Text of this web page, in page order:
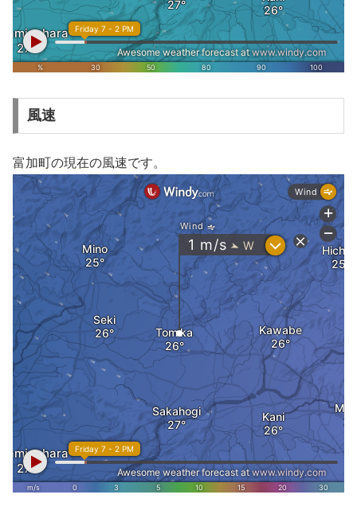
風速
富加町の現在の風速です。